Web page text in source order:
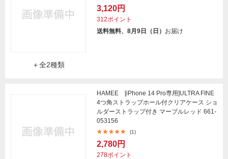
＋全2種類
3,120円
312ポイント
送料無料、8月9日（日） お届け
HAMEE [iPhone 14 Pro専用]ULTRA FINE
4つ角ストラップホール付クリアケース ショ
ルダーストラップ付き マーブルレッド 661-
053156
(1)
2,780円
278ポイント